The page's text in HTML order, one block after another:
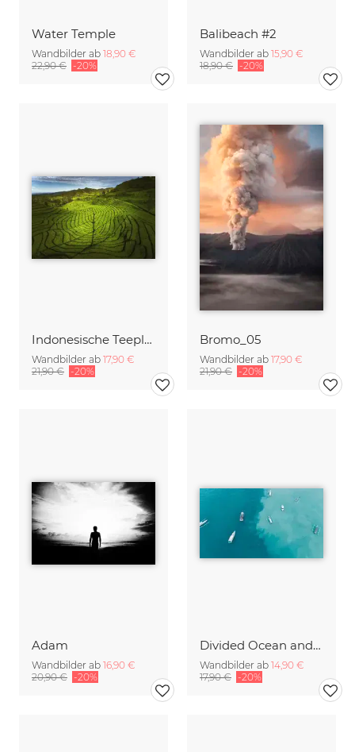
Water Temple
Wandbilder ab 18,90 €
22,90 € -20%
Balibeach #2
Wandbilder ab 15,90 €
18,90 € -20%
Indonesische Teeplantage auf Java
Wandbilder ab 17,90 €
21,90 € -20%
Bromo_05
Wandbilder ab 17,90 €
21,90 € -20%
Adam
Wandbilder ab 16,90 €
20,90 € -20%
Divided Ocean and Boats Bali Indonesia
Wandbilder ab 14,90 €
17,90 € -20%